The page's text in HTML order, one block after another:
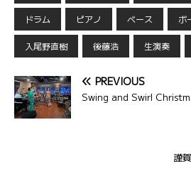
ドラム ピアノ ベース ボ
入尾野直樹 後藤浩 生演奏
PREVIOUS
Swing and Swirl
謹